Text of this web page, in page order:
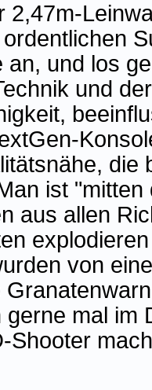
2,47m-
und los
und
die
ist
aus allen
von
mal im
Shooter